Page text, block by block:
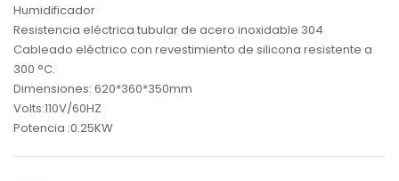
Humidificador
Resistencia eléctrica tubular de acero inoxidable 304
Cableado eléctrico con revestimiento de silicona resistente a
300 °C.
Dimensiones: 620*360*350mm
Volts:110V/60HZ
Potencia :0.25KW